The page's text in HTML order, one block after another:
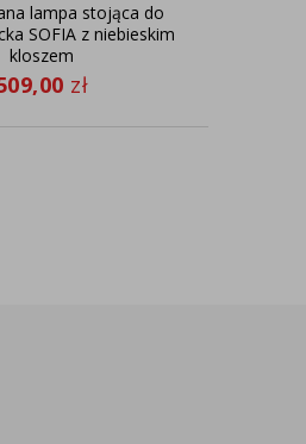
lampa stojąca do
SOFIA z niebieskim
kloszem
zł